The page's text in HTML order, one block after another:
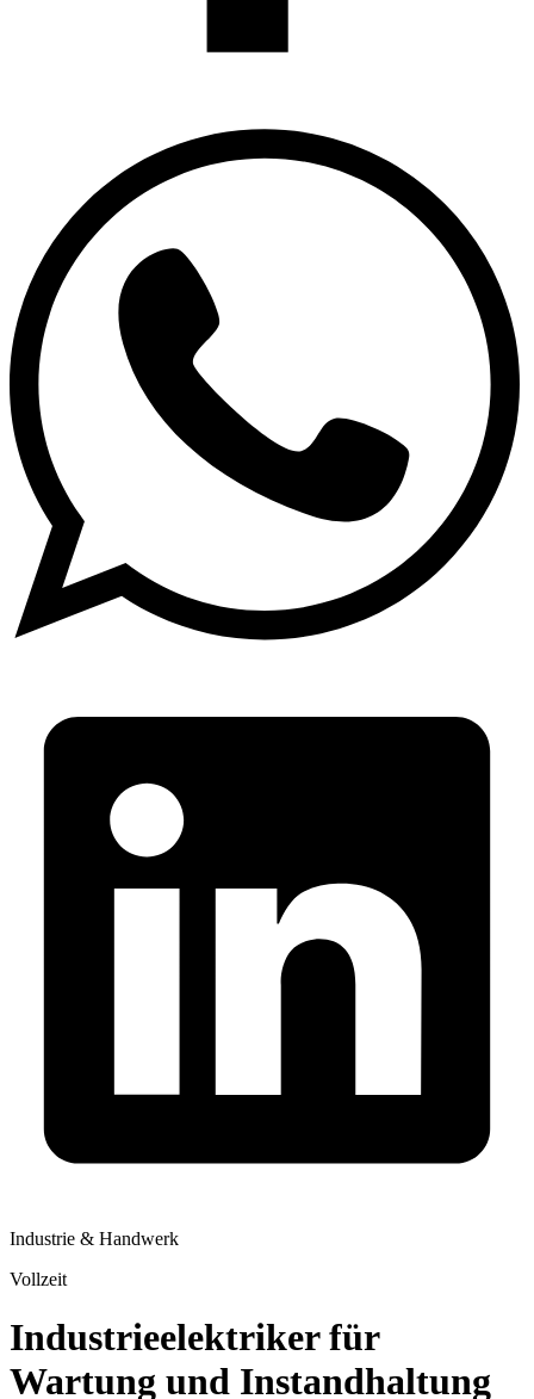
Industrie & Handwerk
Vollzeit
Industrieelektriker für
Wartung und Instandhaltung